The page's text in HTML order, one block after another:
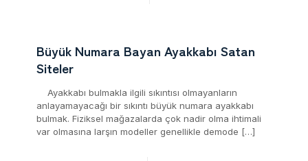
Büyük Numara Bayan Ayakkabı Satan
Siteler
Ayakkabı bulmakla ilgili sıkıntısı olmayanların
anlayamayacağı bir sıkıntı büyük numara ayakkabı
bulmak. Fiziksel mağazalarda çok nadir olma ihtimali
var olmasına larşın modeller genellikle demode […]